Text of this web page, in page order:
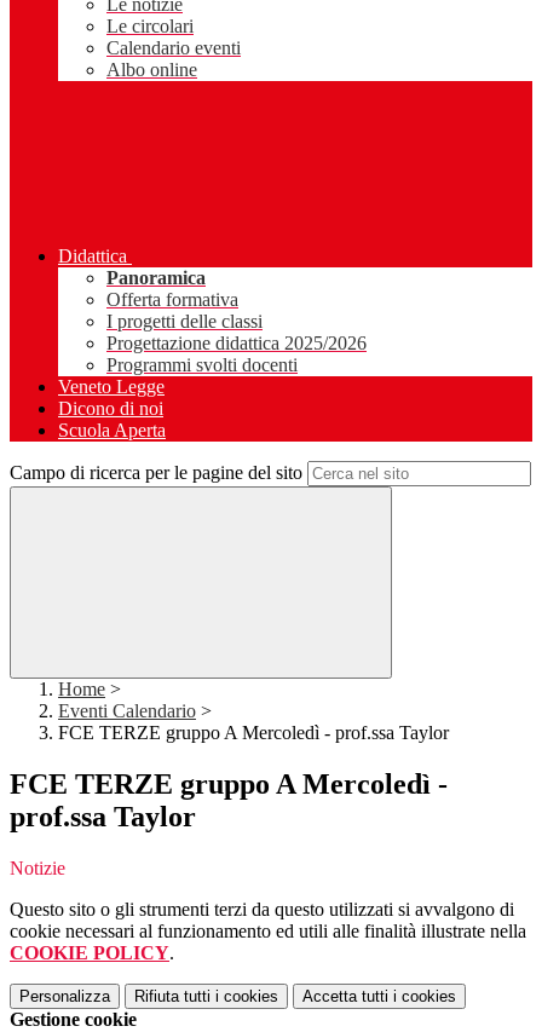
Le notizie
Le circolari
Calendario eventi
Albo online
Didattica
Panoramica
Offerta formativa
I progetti delle classi
Progettazione didattica 2025/2026
Programmi svolti docenti
Veneto Legge
Dicono di noi
Scuola Aperta
Campo di ricerca per le pagine del sito
Home >
Eventi Calendario >
FCE TERZE gruppo A Mercoledì - prof.ssa Taylor
FCE TERZE gruppo A Mercoledì -
prof.ssa Taylor
Notizie
Questo sito o gli strumenti terzi da questo utilizzati si avvalgono di
cookie necessari al funzionamento ed utili alle finalità illustrate nella
COOKIE POLICY.
Personalizza Rifiuta tutti i cookies Accetta tutti i cookies
Gestione cookie